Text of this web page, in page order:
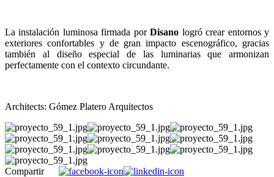
La instalación luminosa firmada porDisano logró crear entornos y
exteriores confortables y de gran impacto escenográfico, gracias
también al diseño especial de las luminarias que armonizan
perfectamente con el contexto circundante.
Architects: Gómez Platero Arquitectos
Compartir